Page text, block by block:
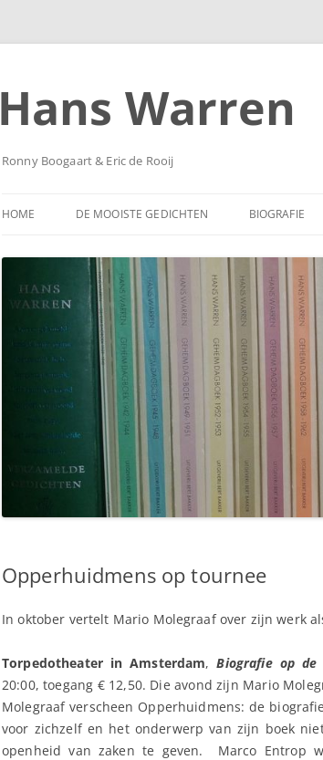
Ga
Hans Warren
Ronny Boogaart & Eric de Rooij
HOME DE MOOISTE GEDICHTEN BIOGRAFIE
Opperhuidmens op tournee
In oktober vertelt Mario Molegraaf over zijn werk
Torpedotheater in Amsterdam,Biografie op de
20:00, toegang € 12,50. Die avond zijn Mario
Molegraaf verscheen Opperhuidmens: de
voor zichzelf en het onderwerp van zijn boek
openheid van zaken te geven. Marco Entrop